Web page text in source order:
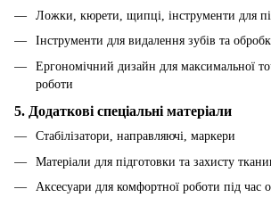
Ложки, кюрети, щипці, інструменти для
Інструменти для видалення зубів та
Ергономічний дизайн для максимальної
роботи
5. Додаткові спеціальні матеріали
Стабілізатори, направляючі, маркери
Матеріали для підготовки та захисту
Аксесуари для комфортної роботи під час